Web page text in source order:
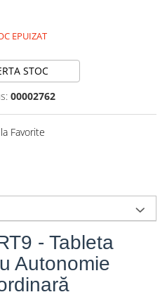
EPUIZAT
STOC
00002762
Favorite
- Tableta
Autonomie